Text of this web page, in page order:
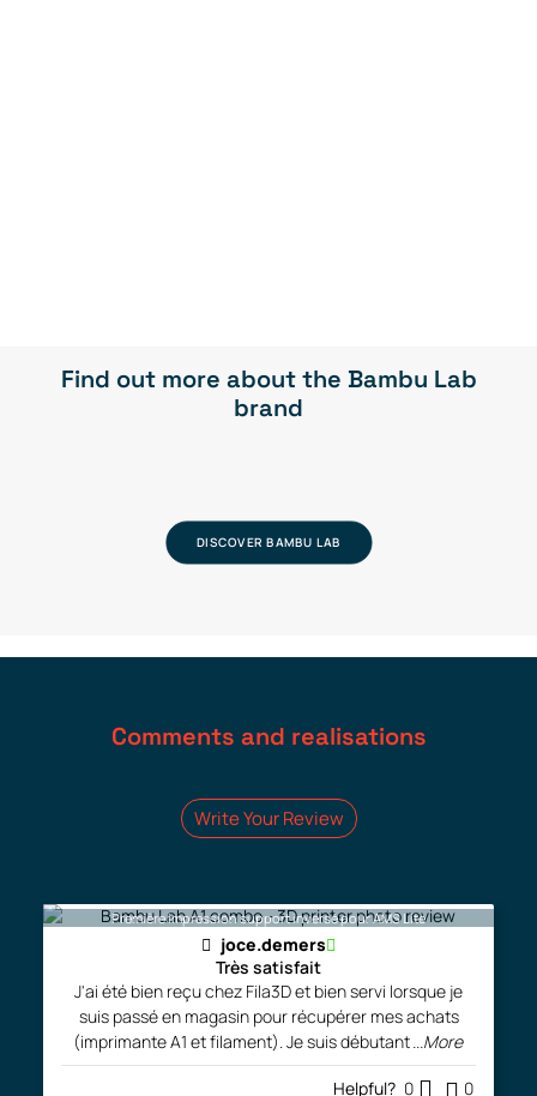
Find out more about the Bambu Lab
brand
DISCOVER BAMBU LAB
Comments and realisations
Write Your Review
Première impression support inversé pour AMS Lite
joce.demers
Très satisfait
J'ai été bien reçu chez Fila3D et bien servi lorsque je
suis passé en magasin pour récupérer mes achats
(imprimante A1 et filament). Je suis débutant...More
Helpful? 0 0